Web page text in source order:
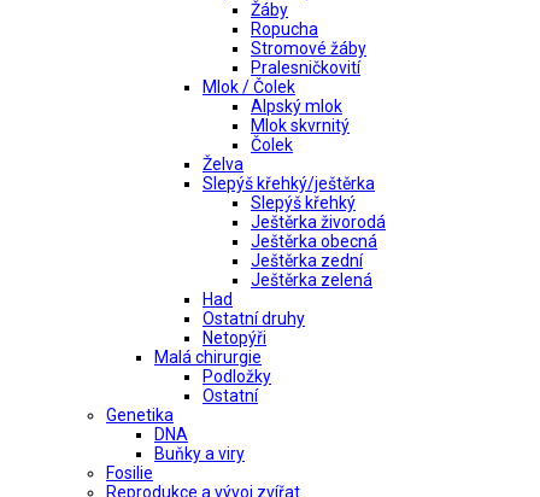
Žáby
Ropucha
Stromové žáby
Pralesničkovití
Mlok / Čolek
Alpský mlok
Mlok skvrnitý
Čolek
Želva
Slepýš křehký/ještěrka
Slepýš křehký
Ještěrka živorodá
Ještěrka obecná
Ještěrka zední
Ještěrka zelená
Had
Ostatní druhy
Netopýři
Malá chirurgie
Podložky
Ostatní
Genetika
DNA
Buňky a viry
Fosilie
Reprodukce a vývoj zvířat